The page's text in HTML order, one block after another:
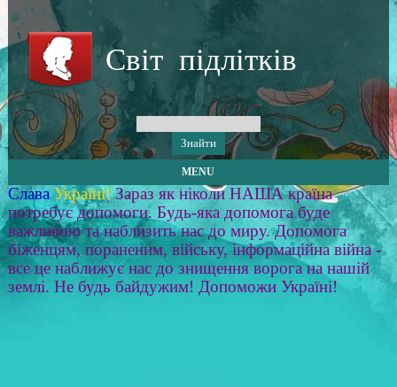
Світ підлітків
MENU
Слава Україні! Зараз як ніколи НАША країна
потребує допомоги. Будь-яка допомога буде
важливою та наблизить нас до миру. Допомога
біженцям, пораненим, війську, інформаційна війна -
все це наближує нас до знищення ворога на нашій
землі. Не будь байдужим! Допоможи Україні!